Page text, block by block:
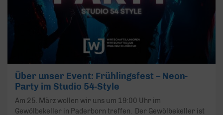
Über unser Event: Frühlingsfest – Neon-
Party im Studio 54-Style
Am 25. März wollen wir uns um 19:00 Uhr im
Gewölbekeller in Paderborn treffen. Der Gewölbekeller ist